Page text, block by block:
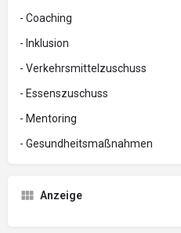
- Coaching
- Inklusion
- Verkehrsmittelzuschuss
- Essenszuschuss
- Mentoring
- Gesundheitsmaßnahmen
Anzeige